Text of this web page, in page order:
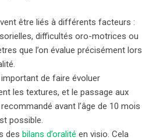
être liés à différents facteurs :
difficultés oro-motrices ou
que l’on évalue précisément lors
de faire évoluer
les textures, et le passage aux
avant l’âge de 10 mois
possible.
des bilans d’oralité en visio. Cela